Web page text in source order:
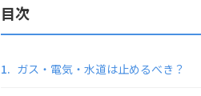
目次
1. ガス・電気・水道は止めるべき？